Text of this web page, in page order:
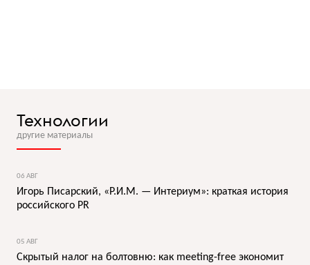
Технологии
другие материалы
06 АВГ
Игорь Писарский, «Р.И.М. — Интериум»: краткая история
российского PR
05 АВГ
Скрытый налог на болтовню: как meeting-free экономит